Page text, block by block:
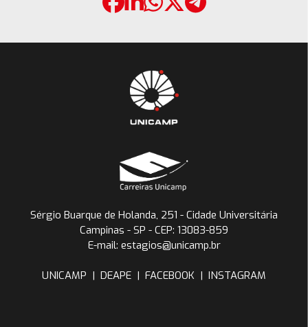
Sérgio Buarque de Holanda, 251 - Cidade Universitária
Campinas - SP - CEP: 13083-859
E-mail: estagios@unicamp.br
UNICAMP | DEAPE | FACEBOOK | INSTAGRAM